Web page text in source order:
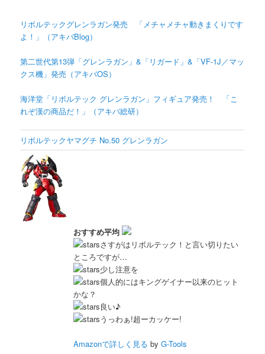
リボルテックグレンラガン発売 「メチャメチャ動きまくりです
よ！」（アキバBlog）
第二世代第13弾「グレンラガン」&「リガード」&「VF-1J／マッ
クス機」発売（アキバOS）
海洋堂「リボルテック グレンラガン」フィギュア発売！ 「こ
れぞ漢の商品だ！」（アキバ総研）
リボルテックヤマグチ No.50 グレンラガン
おすすめ平均
さすがはリボルテック！と言い切りたい
ところですが…
少し注意を
個人的にはキングゲイナー以来のヒット
かな？
良い♪
うっわぁ!超ーカッケー!
Amazonで詳しく見る byG-Tools